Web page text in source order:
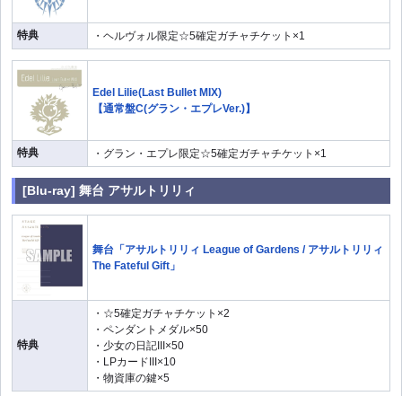
特典 ・ヘルヴォル限定☆5確定ガチャチケット×1
Edel Lilie(Last Bullet MIX)
【通常盤C(グラン・エプレVer.)】
特典 ・グラン・エプレ限定☆5確定ガチャチケット×1
[Blu-ray] 舞台 アサルトリリィ
舞台「アサルトリリィ League of Gardens / アサルトリリィ
The Fateful Gift」
特典
・☆5確定ガチャチケット×2
・ペンダントメダル×50
・少女の日記III×50
・LPカードIII×10
・物資庫の鍵×5